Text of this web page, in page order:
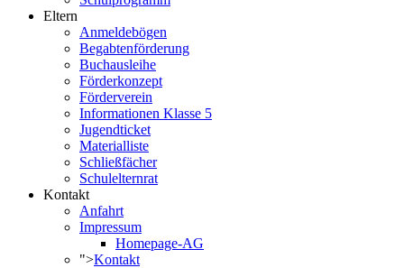
Eltern
Anmeldebögen
Begabtenförderung
Buchausleihe
Förderkonzept
Förderverein
Informationen Klasse 5
Jugendticket
Materialliste
Schließfächer
Schulelternrat
Kontakt
Anfahrt
Impressum
Homepage-AG
">Kontakt